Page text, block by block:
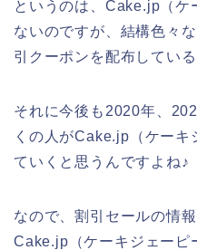
というのは、Cake.jp（ケ
ないのですが、結構色々
引クーポンを配布している
それに今後も2020年、
くの人がCake.jp（ケーキ
ていくと思うんですよね♪
なので、割引セールの情
Cake.jp（ケーキジェーピ